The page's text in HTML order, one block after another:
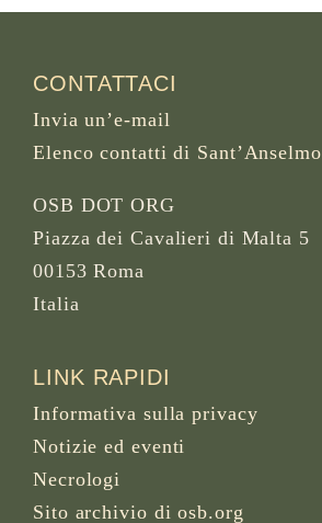
CONTATTACI
Invia un’e-mail
Elenco contatti di Sant’Anselmo
OSB DOT ORG
Piazza dei Cavalieri di Malta 5
00153 Roma
Italia
LINK RAPIDI
Informativa sulla privacy
Notizie ed eventi
Necrologi
Sito archivio di osb.org